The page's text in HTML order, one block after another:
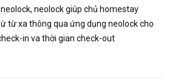
neolock giúp chủ homestay
từ xa thông qua ứng dụng neolock cho
in va thời gian check-out